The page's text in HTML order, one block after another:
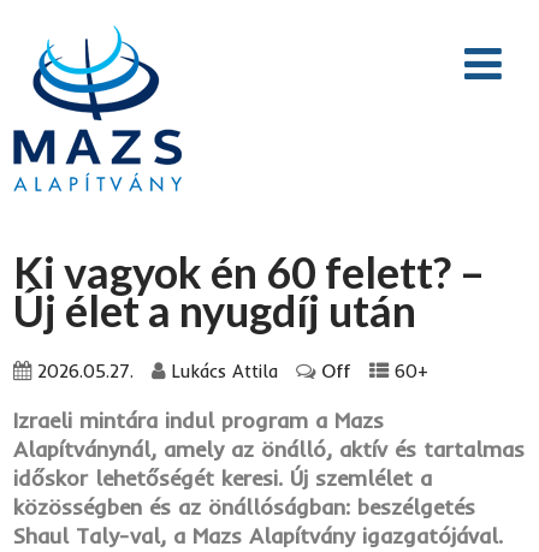
Ki vagyok én 60 felett? –
Új élet a nyugdíj után
2026.05.27. Lukács Attila Off 60+
Izraeli mintára indul program a Mazs
Alapítványnál, amely az önálló, aktív és tartalmas
időskor lehetőségét keresi. Új szemlélet a
közösségben és az önállóságban: beszélgetés
Shaul Taly-val, a Mazs Alapítvány igazgatójával.